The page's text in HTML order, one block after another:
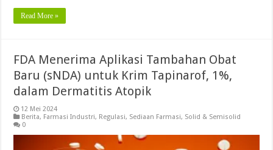
Read More »
FDA Menerima Aplikasi Tambahan Obat
Baru (sNDA) untuk Krim Tapinarof, 1%,
dalam Dermatitis Atopik
12 Mei 2024
Berita, Farmasi Industri, Regulasi, Sediaan Farmasi, Solid & Semisolid
0